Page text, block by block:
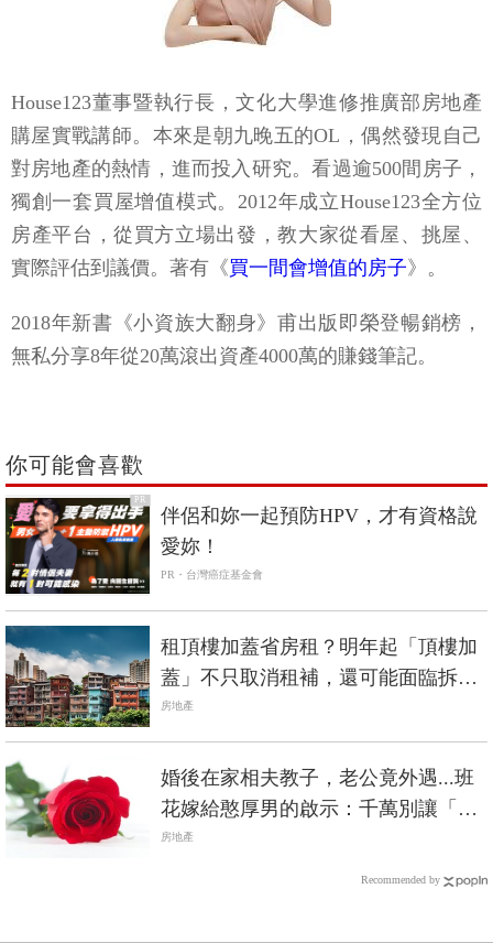
House123董事暨執行長，文化大學進修推廣部房地產
購屋實戰講師。本來是朝九晚五的OL，偶然發現自己
對房地產的熱情，進而投入研究。看過逾500間房子，
獨創一套買屋增值模式。2012年成立House123全方位
房產平台，從買方立場出發，教大家從看屋、挑屋、
實際評估到議價。著有《買一間會增值的房子》。
2018年新書《小資族大翻身》甫出版即榮登暢銷榜，
無私分享8年從20萬滾出資產4000萬的賺錢筆記。
你可能會喜歡
PR
伴侶和妳一起預防HPV，才有資格說
愛妳！
PR・台灣癌症基金會
租頂樓加蓋省房租？明年起「頂樓加
蓋」不只取消租補，還可能面臨拆除
命運
房地產
婚後在家相夫教子，老公竟外遇...班
花嫁給憨厚男的啟示：千萬別讓「房
子」成為離婚阻礙
房地產
Recommended by